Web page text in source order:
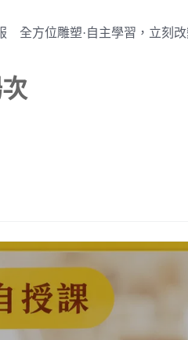
全方位雕塑·自主學習，立刻